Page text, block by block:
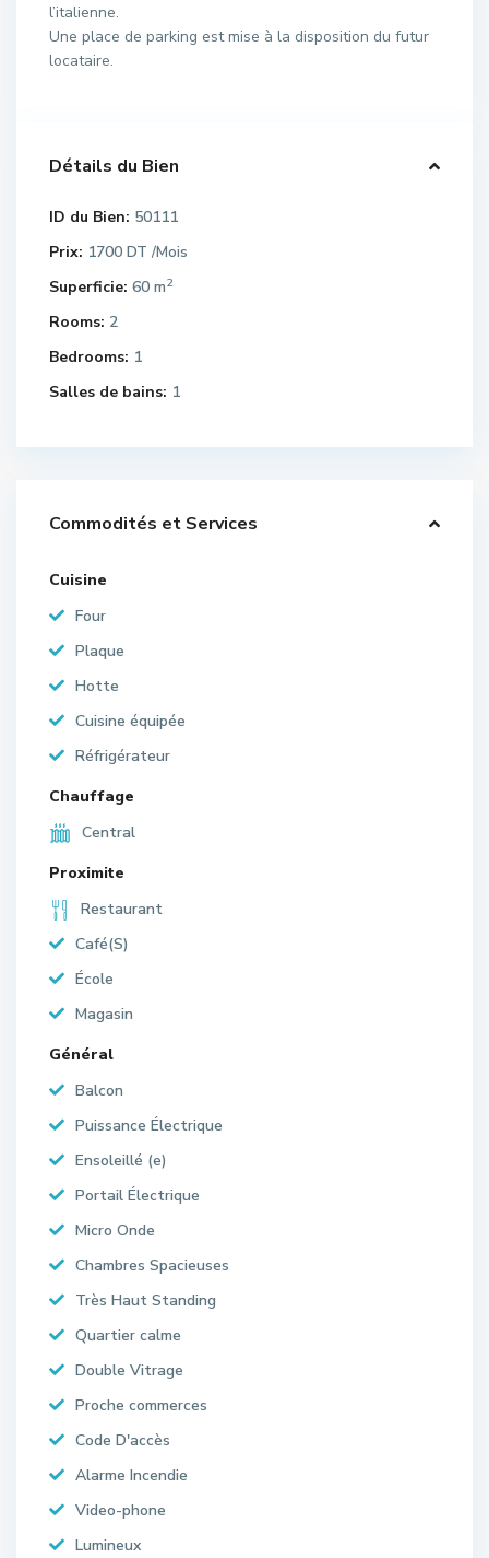
l’italienne.
Une place de parking est mise à la disposition du futur
locataire.
Détails du Bien
ID du Bien: 50111
Prix: 1700 DT /Mois
Superficie: 60 m2
Rooms: 2
Bedrooms: 1
Salles de bains: 1
Commodités et Services
Cuisine
Four
Plaque
Hotte
Cuisine équipée
Réfrigérateur
Chauffage
Central
Proximite
Restaurant
Café(S)
École
Magasin
Général
Balcon
Puissance Électrique
Ensoleillé (e)
Portail Électrique
Micro Onde
Chambres Spacieuses
Très Haut Standing
Quartier calme
Double Vitrage
Proche commerces
Code D'accès
Alarme Incendie
Video-phone
Lumineux